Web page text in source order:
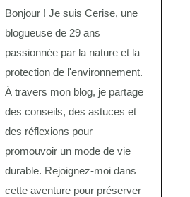
Bonjour ! Je suis Cerise, une
blogueuse de 29 ans
passionnée par la nature et la
protection de l'environnement.
À travers mon blog, je partage
des conseils, des astuces et
des réflexions pour
promouvoir un mode de vie
durable. Rejoignez-moi dans
cette aventure pour préserver